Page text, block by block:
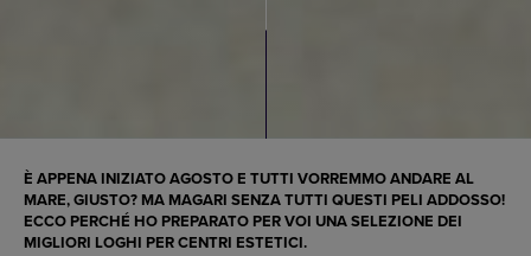
È APPENA INIZIATO AGOSTO E TUTTI VORREMMO ANDARE AL
MARE, GIUSTO? MA MAGARI SENZA TUTTI QUESTI PELI ADDOSSO!
ECCO PERCHÉ HO PREPARATO PER VOI UNA SELEZIONE DEI
MIGLIORI LOGHI PER CENTRI ESTETICI.